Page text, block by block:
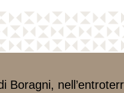
Boragni,